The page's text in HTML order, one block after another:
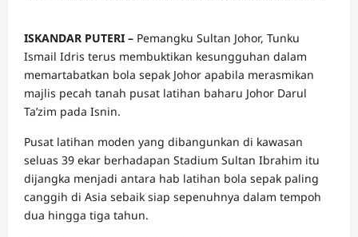
ISKANDAR PUTERI – Pemangku Sultan Johor, Tunku
Ismail Idris terus membuktikan kesungguhan dalam
memartabatkan bola sepak Johor apabila merasmikan
majlis pecah tanah pusat latihan baharu Johor Darul
Ta’zim pada Isnin.
Pusat latihan moden yang dibangunkan di kawasan
seluas 39 ekar berhadapan Stadium Sultan Ibrahim itu
dijangka menjadi antara hab latihan bola sepak paling
canggih di Asia sebaik siap sepenuhnya dalam tempoh
dua hingga tiga tahun.